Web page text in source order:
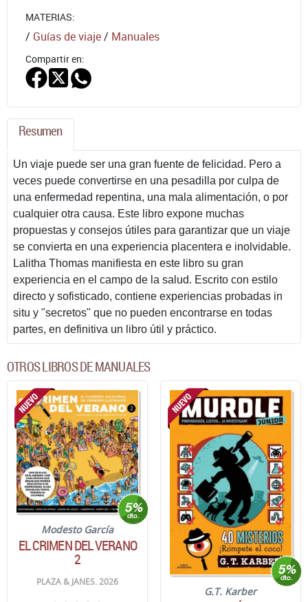
MATERIAS:
/ Guías de viaje/ Manuales
Compartir en:
Resumen
Un viaje puede ser una gran fuente de felicidad. Pero a
veces puede convertirse en una pesadilla por culpa de
una enfermedad repentina, una mala alimentación, o por
cualquier otra causa. Este libro expone muchas
propuestas y consejos útiles para garantizar que un viaje
se convierta en una experiencia placentera e inolvidable.
Lalitha Thomas manifiesta en este libro su gran
experiencia en el campo de la salud. Escrito con estilo
directo y sofisticado, contiene experiencias probadas in
situ y "secretos" que no pueden encontrarse en todas
partes, en definitiva un libro útil y práctico.
OTROS LIBROS DE MANUALES
Modesto García
EL CRIMEN DEL VERANO
2
PLAZA & JANES. 2026
G.T. Karber